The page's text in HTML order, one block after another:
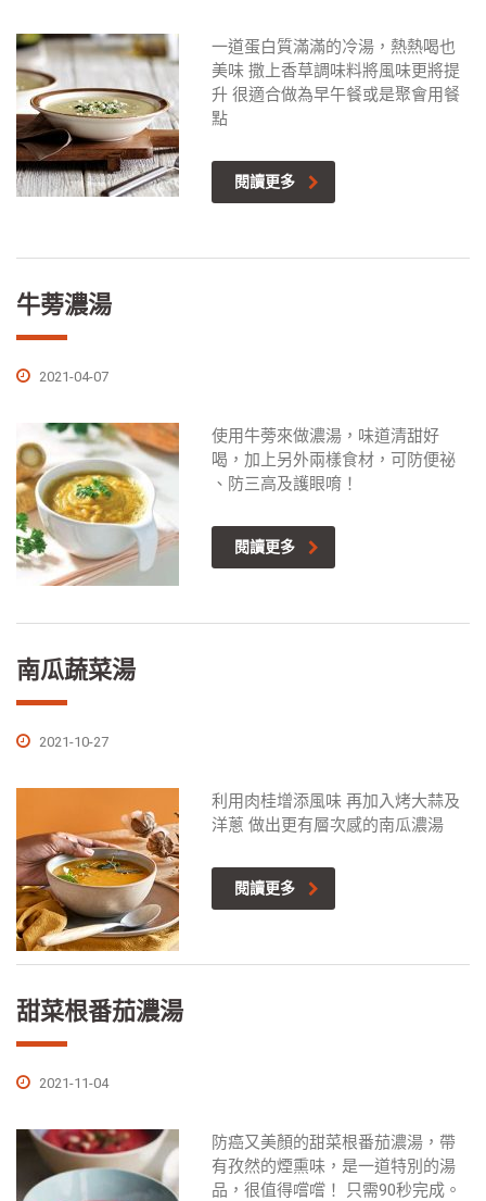
一道蛋白質滿滿的冷湯，熱熱喝也
美味 撒上香草調味料將風味更將提
升 很適合做為早午餐或是聚會用餐
點
閱讀更多
牛蒡濃湯
2021-04-07
使用牛蒡來做濃湯，味道清甜好
喝，加上另外兩樣食材，可防便祕
、防三高及護眼唷！
閱讀更多
南瓜蔬菜湯
2021-10-27
利用肉桂增添風味 再加入烤大蒜及
洋蔥 做出更有層次感的南瓜濃湯
閱讀更多
甜菜根番茄濃湯
2021-11-04
防癌又美顏的甜菜根番茄濃湯，帶
有孜然的煙熏味，是一道特別的湯
品，很值得嚐嚐！ 只需90秒完成。